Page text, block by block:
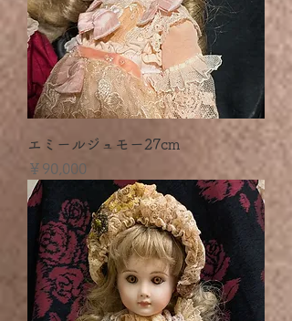
エミールジュモー27cm
価格
￥90,000